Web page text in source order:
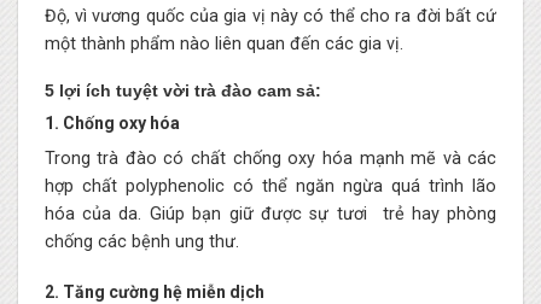
Độ, vì vương quốc của gia vị này có thể cho ra đời bất cứ
một thành phẩm nào liên quan đến các gia vị.
5 lợi ích tuyệt vời trà đào cam sả:
1. Chống oxy hóa
Trong trà đào có chất chống oxy hóa mạnh mẽ và các
hợp chất polyphenolic có thể ngăn ngừa quá trình lão
hóa của da. Giúp bạn giữ được sự tươi trẻ hay phòng
chống các bệnh ung thư.
2. Tăng cường hệ miễn dịch